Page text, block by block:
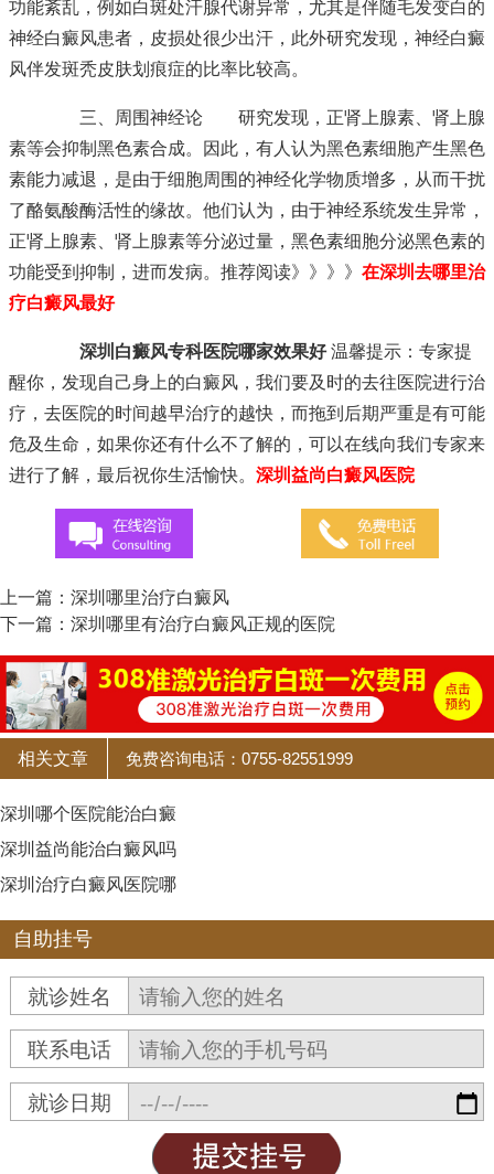
功能紊乱，例如白斑处汗腺代谢异常，尤其是伴随毛发变白的
神经白癜风患者，皮损处很少出汗，此外研究发现，神经白癜
风伴发斑秃皮肤划痕症的比率比较高。
三、周围神经论 研究发现，正肾上腺素、肾上腺
素等会抑制黑色素合成。因此，有人认为黑色素细胞产生黑色
素能力减退，是由于细胞周围的神经化学物质增多，从而干扰
了酪氨酸酶活性的缘故。他们认为，由于神经系统发生异常，
正肾上腺素、肾上腺素等分泌过量，黑色素细胞分泌黑色素的
功能受到抑制，进而发病。推荐阅读》》》》 在深圳去哪里治
疗白癜风最好
深圳白癜风专科医院哪家效果好温馨提示：专家提
醒你，发现自己身上的白癜风，我们要及时的去往医院进行治
疗，去医院的时间越早治疗的越快，而拖到后期严重是有可能
危及生命，如果你还有什么不了解的，可以在线向我们专家来
进行了解，最后祝你生活愉快。 深圳益尚白癜风医院
上一篇： 深圳哪里治疗白癜风
下一篇： 深圳哪里有治疗白癜风正规的医院
相关文章 免费咨询电话：0755-82551999
深圳哪个医院能治白癜
深圳益尚能治白癜风吗
深圳治疗白癜风医院哪
自助挂号
就诊姓名
联系电话
就诊日期